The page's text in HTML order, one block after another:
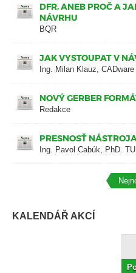
DFR, ANEB PROČ A
NÁVRHU
BQR
JAK VYSTOUPAT V
Ing. Milan Klauz, CADware
NOVÝ GERBER
Redakce
PRESNOSŤ
Ing. Pavol Cabúk, PhD.
KALENDÁŘ AKCÍ